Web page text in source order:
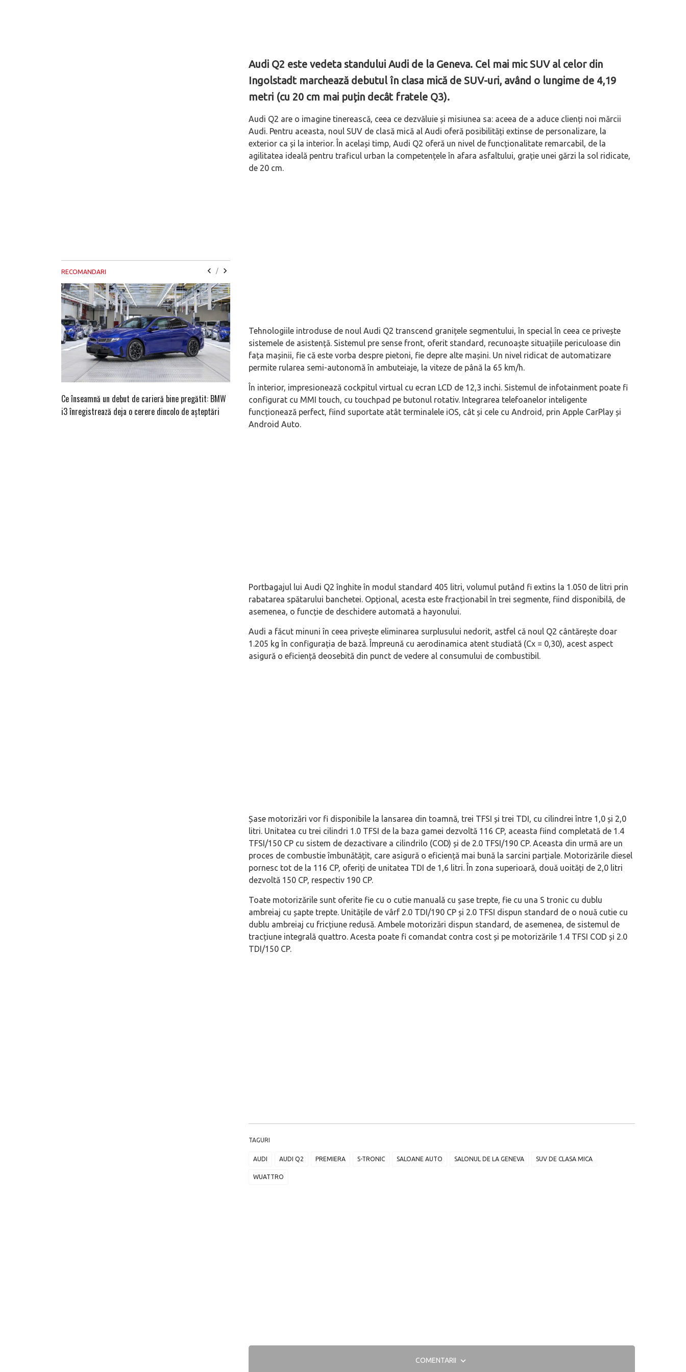
Audi Q2 este vedeta standului Audi de la Geneva. Cel mai mic SUV al celor din
Ingolstadt marchează debutul în clasa mică de SUV-uri, având o lungime de 4,19
metri (cu 20 cm mai puțin decât fratele Q3).
Audi Q2 are o imagine tinerească, ceea ce dezvăluie și misiunea sa: aceea de a aduce clienți noi mărcii
Audi. Pentru aceasta, noul SUV de clasă mică al Audi oferă posibilități extinse de personalizare, la
exterior ca și la interior. În același timp, Audi Q2 oferă un nivel de funcționalitate remarcabil, de la
agilitatea ideală pentru traficul urban la competențele în afara asfaltului, grație unei gărzi la sol ridicate,
de 20 cm.
Tehnologiile introduse de noul Audi Q2 transcend granițele segmentului, în special în ceea ce privește
sistemele de asistență. Sistemul pre sense front, oferit standard, recunoaște situațiile periculoase din
fața mașinii, fie că este vorba despre pietoni, fie depre alte mașini. Un nivel ridicat de automatizare
permite rularea semi-autonomă în ambuteiaje, la viteze de până la 65 km/h.
În interior, impresionează cockpitul virtual cu ecran LCD de 12,3 inchi. Sistemul de infotainment poate fi
configurat cu MMI touch, cu touchpad pe butonul rotativ. Integrarea telefoanelor inteligente
funcționează perfect, fiind suportate atât terminalele iOS, cât și cele cu Android, prin Apple CarPlay și
Android Auto.
Portbagajul lui Audi Q2 înghite în modul standard 405 litri, volumul putând fi extins la 1.050 de litri prin
rabatarea spătarului banchetei. Opțional, acesta este fracționabil în trei segmente, fiind disponibilă, de
asemenea, o funcție de deschidere automată a hayonului.
Audi a făcut minuni în ceea privește eliminarea surplusului nedorit, astfel că noul Q2 cântărește doar
1.205 kg în configurația de bază. Împreună cu aerodinamica atent studiată (Cx = 0,30), acest aspect
asigură o eficiență deosebită din punct de vedere al consumului de combustibil.
Șase motorizări vor fi disponibile la lansarea din toamnă, trei TFSI și trei TDI, cu cilindrei între 1,0 și 2,0
litri. Unitatea cu trei cilindri 1.0 TFSI de la baza gamei dezvoltă 116 CP, aceasta fiind completată de 1.4
TFSI/150 CP cu sistem de dezactivare a cilindrilo (COD) și de 2.0 TFSI/190 CP. Aceasta din urmă are un
proces de combustie îmbunătățit, care asigură o eficiență mai bună la sarcini parțiale. Motorizările diesel
pornesc tot de la 116 CP, oferiți de unitatea TDI de 1,6 litri. În zona superioară, două uoități de 2,0 litri
dezvoltă 150 CP, respectiv 190 CP.
Toate motorizările sunt oferite fie cu o cutie manuală cu șase trepte, fie cu una S tronic cu dublu
ambreiaj cu șapte trepte. Unitățile de vârf 2.0 TDI/190 CP și 2.0 TFSI dispun standard de o nouă cutie cu
dublu ambreiaj cu fricțiune redusă. Ambele motorizări dispun standard, de asemenea, de sistemul de
tracțiune integrală quattro. Acesta poate fi comandat contra cost și pe motorizările 1.4 TFSI COD și 2.0
TDI/150 CP.
TAGURI
AUDI AUDI Q2 PREMIERA S-TRONIC SALOANE AUTO SALONUL DE LA GENEVA SUV DE CLASA MICA
WUATTRO
COMENTARII
RECOMANDARI /
Ce înseamnă un debut de carieră bine pregătit: BMW
i3 înregistrează deja o cerere dincolo de așteptări
Versiune MINI Countryman încă nelansată oficial, dată
pe mâna fetelor în competiția off-road Rebelle Rally
Pentru cine știe ceva avioane, numele Hennessey
Blackbird va suna ca un apropo. Unul pertinent, de
Prima sportivă cu motor central a
de noua ediție limitată Lamborghini